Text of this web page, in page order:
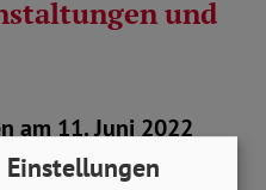
und
am 11. Juni 2022